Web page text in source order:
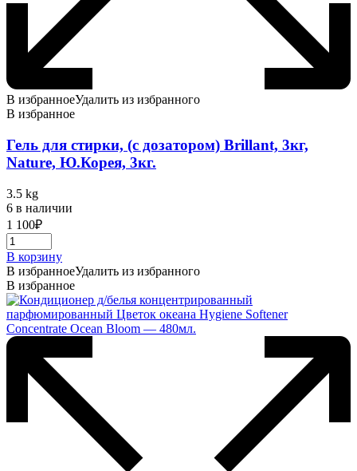
В избранноеУдалить из избранного
В избранное
Гель для стирки, (с дозатором) Brillant, 3кг,
Nature, Ю.Корея, 3кг.
3.5 kg
6 в наличии
1 100₽
В корзину
В избранноеУдалить из избранного
В избранное